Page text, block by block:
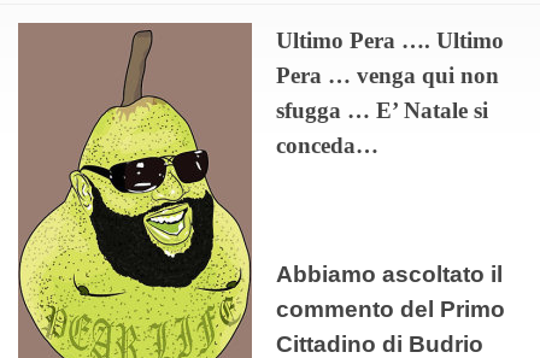
Ultimo Pera …. Ultimo
Pera … venga qui non
sfugga … E’ Natale si
conceda…
Abbiamo ascoltato il
commento del Primo
Cittadino di Budrio